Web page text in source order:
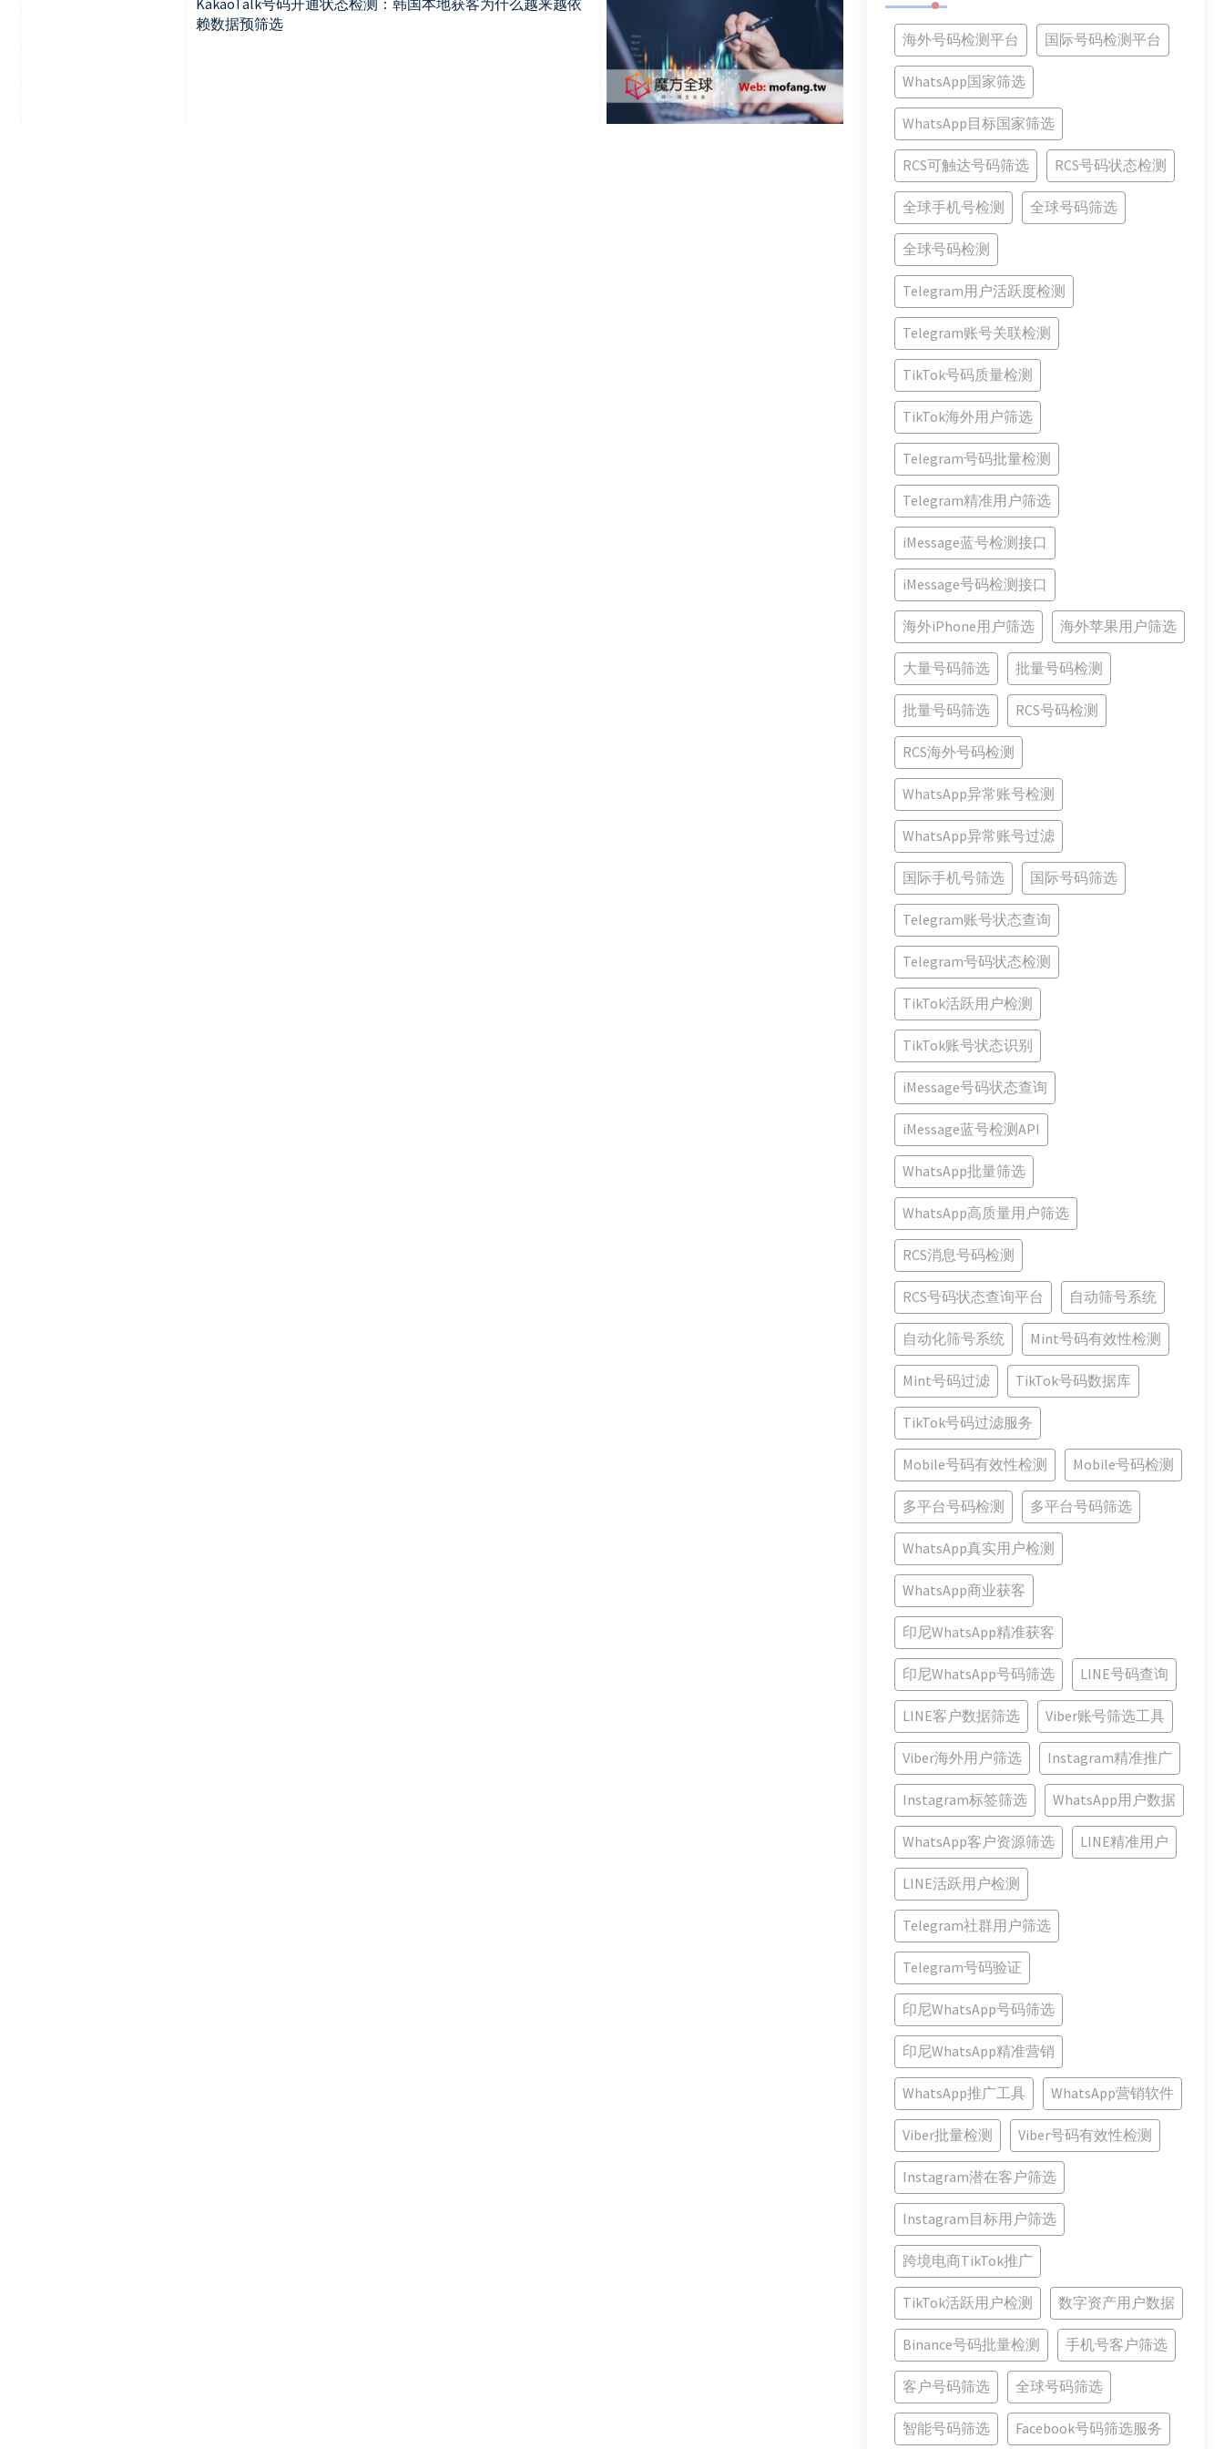
赖数据预筛选
海外号码检测平台
国际号码检测平台
WhatsApp国家筛选
WhatsApp目标国家筛选
RCS可触达号码筛选 RCS号码状态检测
全球手机号检测 全球号码筛选
全球号码检测
Telegram用户活跃度检测
Telegram账号关联检测
TikTok号码质量检测
TikTok海外用户筛选
Telegram号码批量检测
Telegram精准用户筛选
iMessage蓝号检测接口
iMessage号码检测接口
海外iPhone用户筛选 海外苹果用户筛选
大量号码筛选 批量号码检测
批量号码筛选 RCS号码检测
RCS海外号码检测
WhatsApp异常账号检测
WhatsApp异常账号过滤
国际手机号筛选 国际号码筛选
Telegram账号状态查询
Telegram号码状态检测
TikTok活跃用户检测
TikTok账号状态识别
iMessage号码状态查询
iMessage蓝号检测API
WhatsApp批量筛选
WhatsApp高质量用户筛选
RCS消息号码检测
RCS号码状态查询平台 自动筛号系统
自动化筛号系统 Mint号码有效性检测
Mint号码过滤 TikTok号码数据库
TikTok号码过滤服务
Mobile号码有效性检测 Mobile号码检测
多平台号码检测 多平台号码筛选
WhatsApp真实用户检测
WhatsApp商业获客
印尼WhatsApp精准获客
印尼WhatsApp号码筛选 LINE号码查询
LINE客户数据筛选 Viber账号筛选工具
Viber海外用户筛选 Instagram精准推广
Instagram标签筛选 WhatsApp用户数据
WhatsApp客户资源筛选 LINE精准用户
LINE活跃用户检测
Telegram社群用户筛选
Telegram号码验证
印尼WhatsApp号码筛选
印尼WhatsApp精准营销
WhatsApp推广工具 WhatsApp营销软件
Viber批量检测 Viber号码有效性检测
Instagram潜在客户筛选
Instagram目标用户筛选
跨境电商TikTok推广
TikTok活跃用户检测 数字资产用户数据
Binance号码批量检测 手机号客户筛选
客户号码筛选 全球号码筛选
智能号码筛选 Facebook号码筛选服务